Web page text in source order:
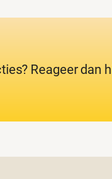
Reageer dan